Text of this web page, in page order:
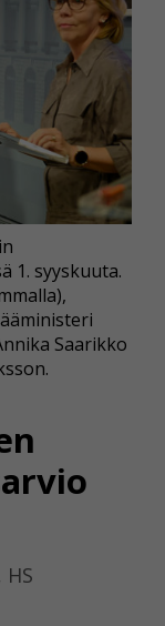
1. syyskuuta.
Saarikko